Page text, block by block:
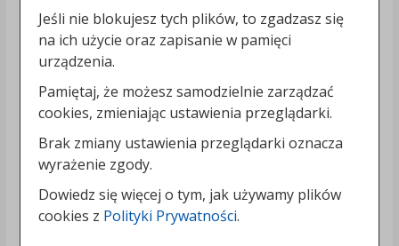
Jeśli nie blokujesz tych plików, to zgadzasz się
na ich użycie oraz zapisanie w pamięci
urządzenia.
Pamiętaj, że możesz samodzielnie zarządzać
cookies, zmieniając ustawienia przeglądarki.
Brak zmiany ustawienia przeglądarki oznacza
wyrażenie zgody.
Dowiedz się więcej o tym, jak używamy plików
cookies z Polityki Prywatności.